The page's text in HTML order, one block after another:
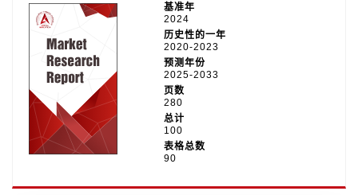
基准年
2024
历史性的一年
2020-2023
预测年份
2025-2033
页数
280
总计
100
表格总数
90